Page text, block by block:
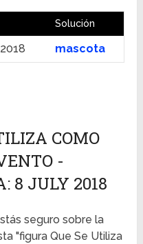
Solución
mascota
COMO
-
8 JULY 2018
seguro sobre la
"figura Que Se Utiliza